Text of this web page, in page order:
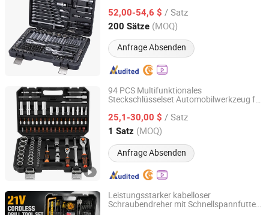
Schlagsteckschlüsselset
52,00-54,6 $ / Satz
200 Sätze (MOQ)
Anfrage Absenden
Fujian, China Seit 2025
94 PCS Multifunktionales
Steckschlüsselset Automobilwerkzeug für
25,1-30,00 $ / Satz
1 Satz (MOQ)
Anfrage Absenden
Yuyao Yipin Tool Co., Ltd.
Zhejiang, China Seit 2026
Leistungsstarker kabelloser
Schraubendreher mit Schnellspannfutter
Beyang Tools Co., Ltd.